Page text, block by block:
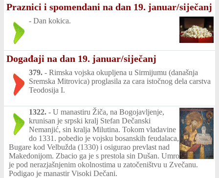
Praznici i spomendani na dan 19. januar/siječanj
- Dan kokica.
Događaji na dan 19. januar/siječanj
379. - Rimska vojska okupljena u Sirmijumu (današnja
Sremska Mitrovica) proglasila za cara istočnog dela carstva
Teodosija I.
1322. - U manastiru Žiča, na Bogojavljenje,
krunisan je srpski kralj Stefan Dečanski
Nemanjić, sin kralja Milutina. Tokom vladavine
do 1331. pobedio je vojsku bosanskih feudalaca,
Bugare kod Velbužda (1330) i osigurao prevlast nad
Makedonijom. Zbacio ga je s prestola sin Dušan. Umro
je pod nerazjašnjenim okolnostima u zatočeništvu u Zvečanu.
Podigao je manastir Visoki Dečani.